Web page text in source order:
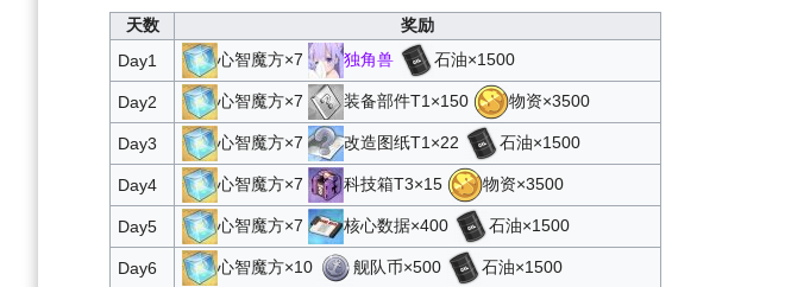
天数
奖励
Day1
心智魔方×7 独角兽 石油×1500
Day2 心智魔方×7 装备部件T1×150 物资×3500
Day3 心智魔方×7 改造图纸T1×22 石油×1500
Day4 心智魔方×7 科技箱T3×15 物资×3500
Day5 心智魔方×7 核心数据×400 石油×1500
Day6 心智魔方×10 舰队币×500 石油×1500